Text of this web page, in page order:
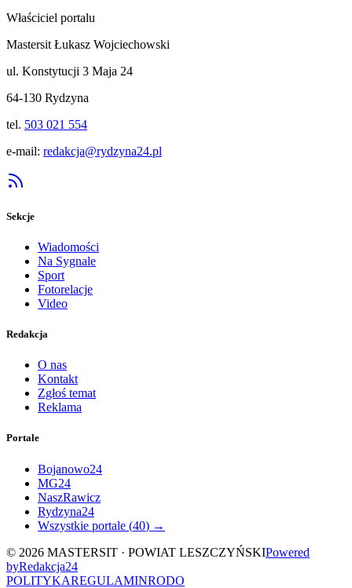
Właściciel portalu
Mastersit Łukasz Wojciechowski
ul. Konstytucji 3 Maja 24
64-130 Rydzyna
tel. 503 021 554
e-mail: redakcja@rydzyna24.pl
Sekcje
Wiadomości
Na Sygnale
Sport
Fotorelacje
Video
Redakcja
O nas
Kontakt
Zgłoś temat
Reklama
Portale
Bojanowo24
MG24
NaszRawicz
Rydzyna24
Wszystkie portale (40) →
© 2026 MASTERSIT · POWIAT LESZCZYŃSKIPowered
byRedakcja24
POLITYKAREGULAMINRODO